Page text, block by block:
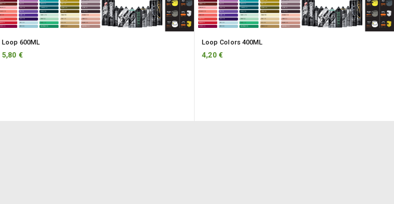
Loop 600ML
5,80 €
Loop Colors 400ML
4,20 €